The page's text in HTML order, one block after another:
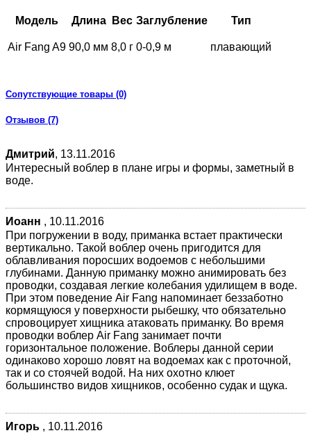
Модель Длина Вес Заглубление Тип
Air Fang A9 90,0 мм 8,0 г 0-0,9 м плавающий
Сопутствующие товары (0)
Отзывов (7)
Дмитрий, 13.11.2016
Интересный воблер в плане игры и формы, заметный в
воде.
Иоанн , 10.11.2016
При погружении в воду, приманка встает практически
вертикально. Такой воблер очень пригодится для
облавливания поросших водоемов с небольшими
глубинами. Данную приманку можно анимировать без
проводки, создавая легкие колебания удилищем в воде.
При этом поведение Air Fang напоминает беззаботно
кормящуюся у поверхности рыбешку, что обязательно
спровоцирует хищника атаковать приманку. Во время
проводки воблер Air Fang занимает почти
горизонтальное положение. Воблеры данной серии
одинаково хорошо ловят на водоемах как с проточной,
так и со стоячей водой. На них охотно клюет
большинство видов хищников, особенно судак и щука.
Игорь , 10.11.2016